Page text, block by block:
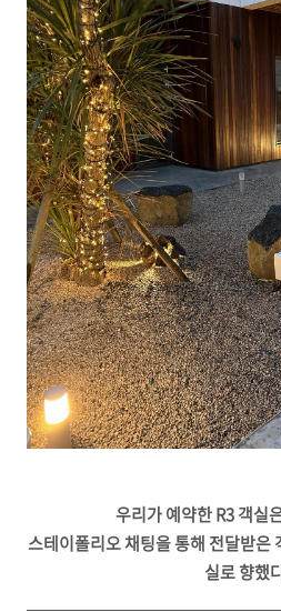
우리가 예약한 R3 객실
스테이폴리오 채팅을 통해 전달받은
실로 향했